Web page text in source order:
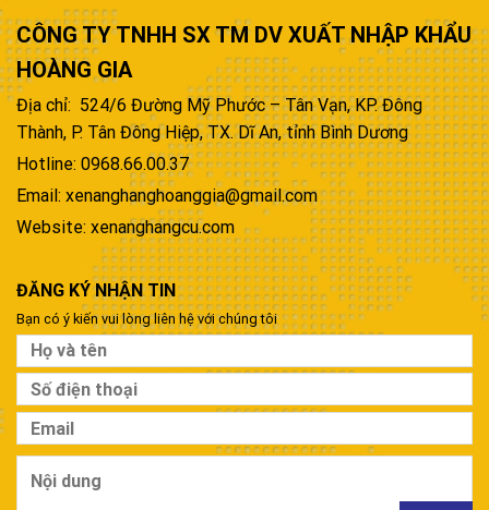
CÔNG TY TNHH SX TM DV XUẤT NHẬP KHẨU
HOÀNG GIA
Địa chỉ: 524/6 Đường Mỹ Phước – Tân Vạn, KP. Đông
Thành, P. Tân Đông Hiệp, TX. Dĩ An, tỉnh Bình Dương
Hotline: 0968.66.00.37
Email: xenanghanghoanggia@gmail.com
Website: xenanghangcu.com
ĐĂNG KÝ NHẬN TIN
Bạn có ý kiến vui lòng liên hệ với chúng tôi